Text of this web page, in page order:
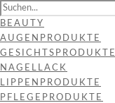
BEAUTY
AUGENPRODUKTE
GESICHTSPRODUKTE
NAGELLACK
LIPPENPRODUKTE
PFLEGEPRODUKTE